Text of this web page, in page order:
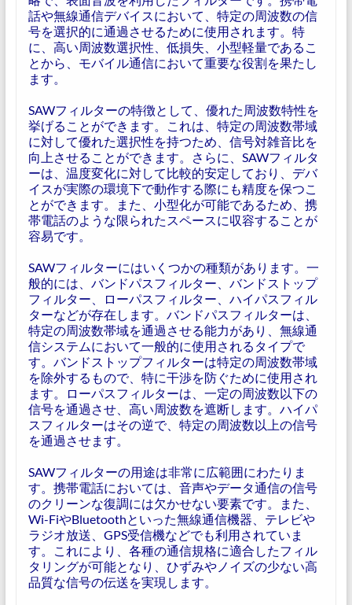
話や無線通信デバイスにおいて、特定の周波数の信
号を選択的に通過させるために使用されます。特
に、高い周波数選択性、低損失、小型軽量であるこ
とから、モバイル通信において重要な役割を果たし
ます。
SAWフィルターの特徴として、優れた周波数特性を
挙げることができます。これは、特定の周波数帯域
に対して優れた選択性を持つため、信号対雑音比を
向上させることができます。さらに、SAWフィルタ
ーは、温度変化に対して比較的安定しており、デバ
イスが実際の環境下で動作する際にも精度を保つこ
とができます。また、小型化が可能であるため、携
帯電話のような限られたスペースに収容することが
容易です。
SAWフィルターにはいくつかの種類があります。一
般的には、バンドパスフィルター、バンドストップ
フィルター、ローパスフィルター、ハイパスフィル
ターなどが存在します。バンドパスフィルターは、
特定の周波数帯域を通過させる能力があり、無線通
信システムにおいて一般的に使用されるタイプで
す。バンドストップフィルターは特定の周波数帯域
を除外するもので、特に干渉を防ぐために使用され
ます。ローパスフィルターは、一定の周波数以下の
信号を通過させ、高い周波数を遮断します。ハイパ
スフィルターはその逆で、特定の周波数以上の信号
を通過させます。
SAWフィルターの用途は非常に広範囲にわたりま
す。携帯電話においては、音声やデータ通信の信号
のクリーンな復調には欠かせない要素です。また、
Wi-FiやBluetoothといった無線通信機器、テレビや
ラジオ放送、GPS受信機などでも利用されていま
す。これにより、各種の通信規格に適合したフィル
タリングが可能となり、ひずみやノイズの少ない高
品質な信号の伝送を実現します。